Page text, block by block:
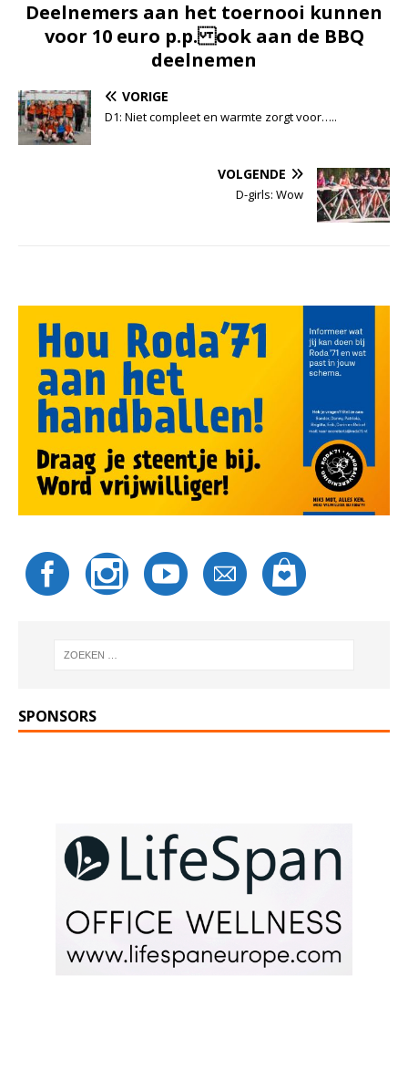
Deelnemers aan het toernooi kunnen
voor 10 euro p.p. ook aan de BBQ
deelnemen
VORIGE
D1: Niet compleet en warmte zorgt voor…..
VOLGENDE
D-girls: Wow
SPONSORS